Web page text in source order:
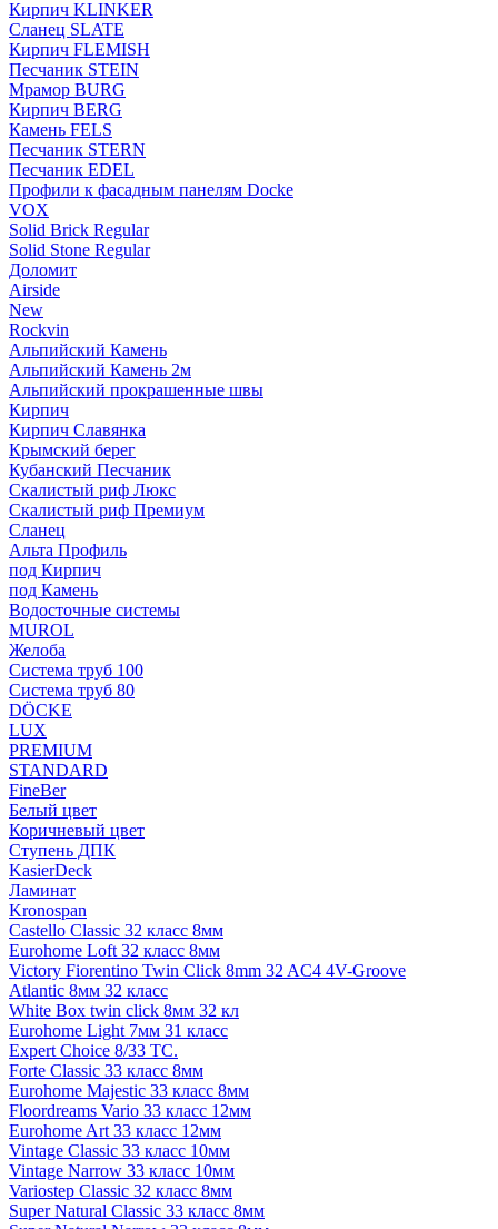
Кирпич KLINKER
Сланец SLATE
Кирпич FLEMISH
Пес­ча­ник STEIN
Мрамор BURG
Кирпич BERG
Камень FELS
Пес­ча­ник STERN
Пес­ча­ник EDEL
Профили к фасадным панелям Docke
VOX
Solid Brick Regular
Solid Stone Regular
Доломит
Airside
New
Rockvin
Альпийский Камень
Альпийский Камень 2м
Альпийский прокрашенные швы
Кирпич
Кирпич Славянка
Крымский берег
Кубанский Песчаник
Скалистый риф Люкс
Скалистый риф Премиум
Сланец
Альта Профиль
под Кирпич
под Камень
Водосточные системы
MUROL
Желоба
Система труб 100
Система труб 80
DÖCKE
LUX
PREMIUM
STANDARD
FineBer
Белый цвет
Коричневый цвет
Ступень ДПК
KasierDeck
Ламинат
Kronospan
Castello Classic 32 класс 8мм
Eurohome Loft 32 класс 8мм
Victory Fiorentino Twin Click 8mm 32 AC4 4V-Groove
Atlantic 8мм 32 класс
White Box twin click 8мм 32 кл
Eurohome Light 7мм 31 класс
Expert Choice 8/33 TC.
Forte Classic 33 класс 8мм
Eurohome Majestic 33 класс 8мм
Floordreams Vario 33 класс 12мм
Eurohome Art 33 класс 12мм
Vintage Classic 33 класс 10мм
Vintage Narrow 33 класс 10мм
Variostep Classic 32 класс 8мм
Super Natural Classic 33 класс 8мм